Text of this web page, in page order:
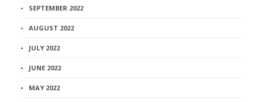
SEPTEMBER 2022
AUGUST 2022
JULY 2022
JUNE 2022
MAY 2022